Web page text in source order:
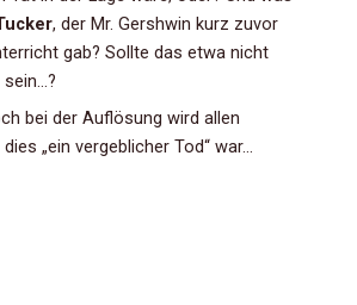
, der Mr. Gershwin kurz zuvor
gab? Sollte das etwa nicht
bei der Auflösung wird allen
„ein vergeblicher Tod“ war…